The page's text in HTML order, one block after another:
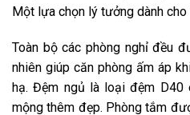
Một lựa chọn lý tưởng dành cho
Toàn bộ các phòng nghỉ đều
nhiên giúp căn phòng ấm áp
hạ. Đệm ngủ là loại đệm
mộng thêm đẹp. Phòng tắm